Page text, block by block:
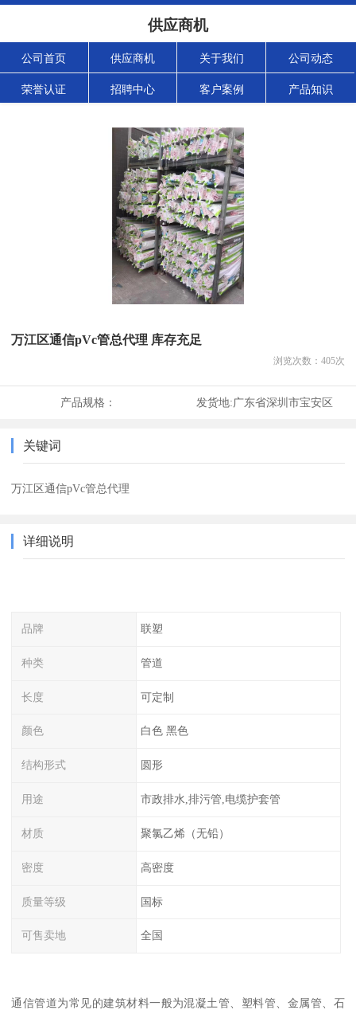
供应商机
公司首页 供应商机 关于我们 公司动态
荣誉认证 招聘中心 客户案例 产品知识
万江区通信pVc管总代理 库存充足
浏览次数： 405次
产品规格： 发货地:广东省深圳市宝安区
关键词
万江区通信pVc管总代理
详细说明
品牌 联塑
种类 管道
长度 可定制
颜色 白色 黑色
结构形式 圆形
用途 市政排水,排污管,电缆护套管
材质 聚氯乙烯（无铅）
密度 高密度
质量等级 国标
可售卖地 全国
通信管道为常见的建筑材料一般为混凝土管、塑料管、金属管、石